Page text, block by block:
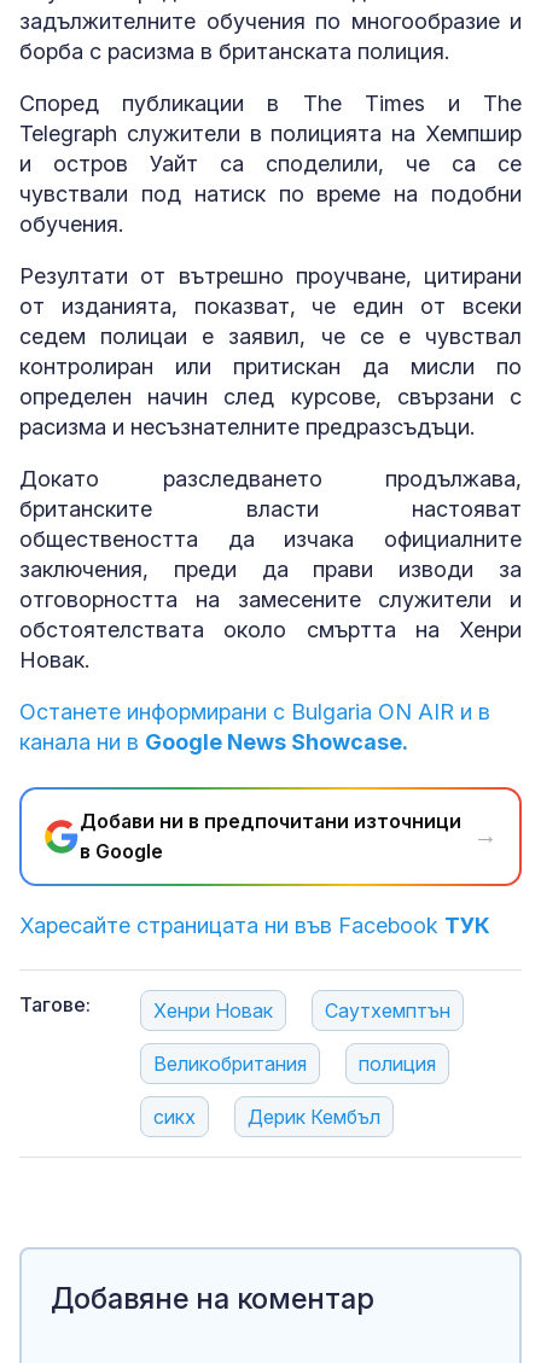
задължителните обучения по многообразие и
борба с расизма в британската полиция.
Според публикации в The Times и The
Telegraph служители в полицията на Хемпшир
и остров Уайт са споделили, че са се
чувствали под натиск по време на подобни
обучения.
Резултати от вътрешно проучване, цитирани
от изданията, показват, че един от всеки
седем полицаи е заявил, че се е чувствал
контролиран или притискан да мисли по
определен начин след курсове, свързани с
расизма и несъзнателните предразсъдъци.
Докато разследването продължава,
британските власти настояват
обществеността да изчака официалните
заключения, преди да прави изводи за
отговорността на замесените служители и
обстоятелствата около смъртта на Хенри
Новак.
Останете информирани с Bulgaria ON AIR и в
канала ни в Google News Showcase.
Добави ни в предпочитани източници
в Google
→
Харесайте страницата ни във Facebook ТУК
Тагове: Хенри Новак Саутхемптън
Великобритания полиция
сикх Дерик Кембъл
Добавяне на коментар